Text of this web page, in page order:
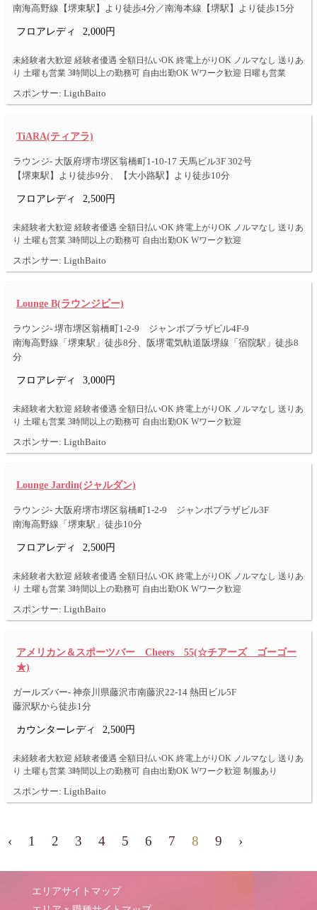
南海高野線【堺東駅】より徒歩4分／南海本線【堺駅】より徒歩15分
フロアレディ 2,000円
未経験者大歓迎 経験者優遇 全額日払いOK 終電上がりOK ノルマなし 送りあ
り 土曜も営業 3時間以上の勤務可 自由出勤OK Wワーク歓迎 日曜も営業
スポンサー: LigthBaito
TiARA(ティアラ)
ラウンジ- 大阪府堺市堺区翁橋町1-10-17 天馬ビル3F 302号
【堺東駅】より徒歩9分、【大小路駅】より徒歩10分
フロアレディ 2,500円
未経験者大歓迎 経験者優遇 全額日払いOK 終電上がりOK ノルマなし 送りあ
り 土曜も営業 3時間以上の勤務可 自由出勤OK Wワーク歓迎
スポンサー: LigthBaito
Lounge B(ラウンジビー)
ラウンジ- 堺市堺区翁橋町1-2-9 ジャンボプラザビル4F-9
南海高野線「堺東駅」徒歩8分、阪堺電気軌道阪堺線「宿院駅」徒歩8
分
フロアレディ 3,000円
未経験者大歓迎 経験者優遇 全額日払いOK 終電上がりOK ノルマなし 送りあ
り 土曜も営業 3時間以上の勤務可 自由出勤OK Wワーク歓迎
スポンサー: LigthBaito
Lounge Jardin(ジャルダン)
ラウンジ- 大阪府堺市堺区翁橋町1-2-9 ジャンボプラザビル3F
南海高野線「堺東駅」徒歩10分
フロアレディ 2,500円
未経験者大歓迎 経験者優遇 全額日払いOK 終電上がりOK ノルマなし 送りあ
り 土曜も営業 3時間以上の勤務可 自由出勤OK Wワーク歓迎
スポンサー: LigthBaito
アメリカン＆スポーツバー Cheers 55(☆チアーズ ゴーゴー
★)
ガールズバー- 神奈川県藤沢市南藤沢22-14 熱田ビル5F
藤沢駅から徒歩1分
カウンターレディ 2,500円
未経験者大歓迎 経験者優遇 全額日払いOK 終電上がりOK ノルマなし 送りあ
り 土曜も営業 3時間以上の勤務可 自由出勤OK Wワーク歓迎 制服あり
スポンサー: LigthBaito
‹ 1 2 3 4 5 6 7 8 9 ›
エリアサイトマップ